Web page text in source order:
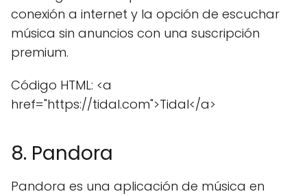
conexión a internet y la opción de escuchar
música sin anuncios con una suscripción
premium.
Código HTML: <a
href="https://tidal.com">Tidal</a>
8. Pandora
Pandora es una aplicación de música en